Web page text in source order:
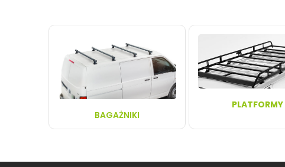
BAGAŻNIKI
PLATFORMY